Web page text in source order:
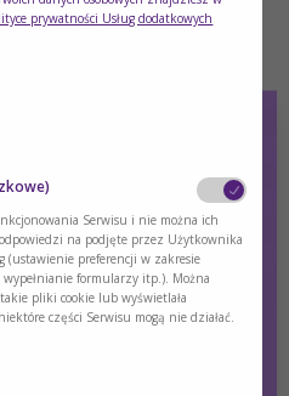
in a stepwise manner.
prywatności Usług dodatkowych
Serwisu i nie można ich
na podjęte przez Użytkownika
(ustawienie preferencji w zakresie
formularzy itp.). Można
pliki cookie lub wyświetlała
części Serwisu mogą nie działać.